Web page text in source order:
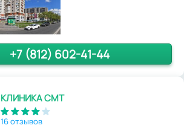
+7 (812) 602-41-44
КЛИНИКА СМТ
16 отзывов